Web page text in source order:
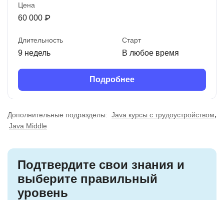
Цена
60 000 ₽
Длительность
9 недель
Старт
В любое время
Подробнее
Дополнительные подразделы: Java курсы с трудоустройством,
Java Middle
Подтвердите свои знания и
выберите правильный
уровень